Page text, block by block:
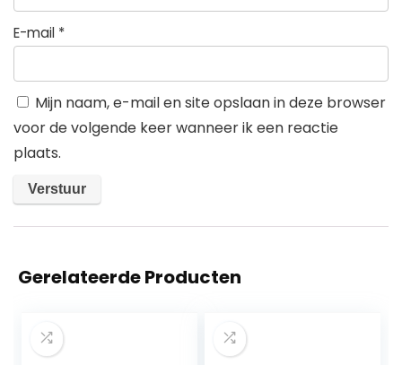
E-mail *
Mijn naam, e-mail en site opslaan in deze browser
voor de volgende keer wanneer ik een reactie
plaats.
Gerelateerde Producten